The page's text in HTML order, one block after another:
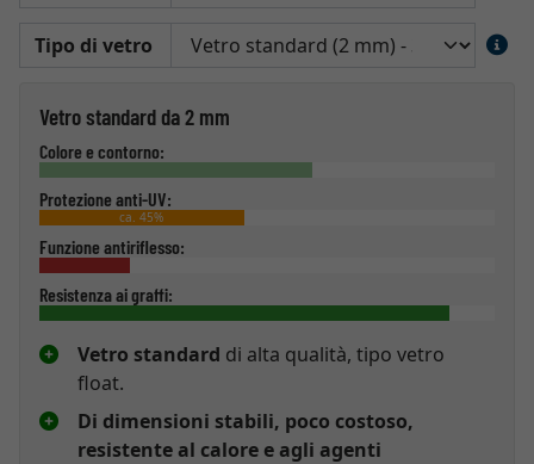
Tipo di vetro
Vetro standard da 2 mm
Colore e contorno:
Protezione anti-UV:
ca. 45%
Funzione antiriflesso:
Resistenza ai graffi:
Vetro standard di alta qualità, tipo vetro
float.
Di dimensioni stabili, poco costoso,
resistente al calore e agli agenti